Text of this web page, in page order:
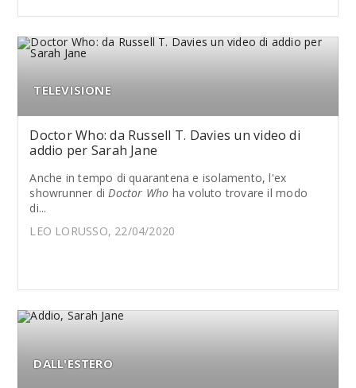
TELEVISIONE
Doctor Who: da Russell T. Davies un video di
addio per Sarah Jane
Anche in tempo di quarantena e isolamento, l'ex
showrunner diDoctor Who ha voluto trovare il modo
di...
LEO LORUSSO, 22/04/2020
DALL'ESTERO